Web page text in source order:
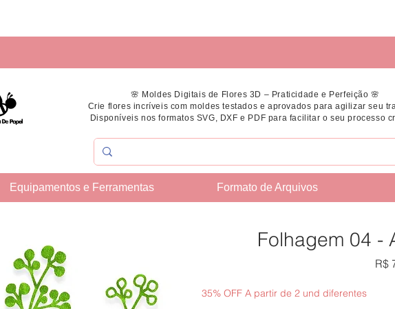
🌸 Moldes Digitais de Flores 3D – Praticidade e Perfeição 🌸
Crie flores incríveis com moldes testados e aprovados para agilizar seu
Disponíveis nos formatos SVG, DXF e PDF para facilitar o seu processo
Equipamentos e Ferramentas Formato de Arquivos
Folhagem 04 -
R$
35% OFF A partir de 2 und diferentes